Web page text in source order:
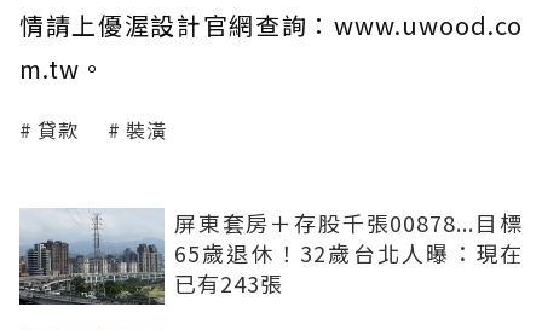
情請上優渥設計官網查詢：www.uwood.co
m.tw。
貸款 裝潢
屏東套房＋存股千張00878...目標
65歲退休！32歲台北人曝：現在
已有243張